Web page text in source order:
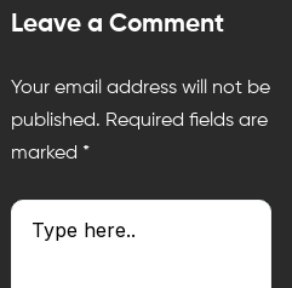
Leave a Comment
Your email address will not be
published. Required fields are
marked *
Type
here..